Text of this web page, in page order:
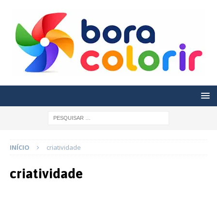
INÍCIO criatividade
criatividade